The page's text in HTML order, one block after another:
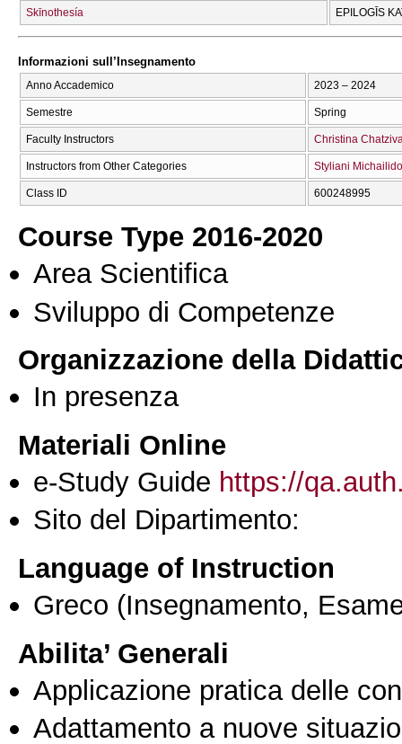
Skīnothesía EPILOGĪS
Informazioni sull’Insegnamento
Anno Accademico 2023 – 2024
Semestre Spring
Faculty Instructors Christina
Instructors from Other Categories Styliani
Class ID 600248995
Course Type 2016-2020
Area Scientifica
Sviluppo di Competenze
Organizzazione della
In presenza
Materiali Online
e-Study Guide https://
Sito del Dipartimento:
Language of Instruction
Greco (Insegnamento,
Abilita’ Generali
Applicazione pratica delle
Adattamento a nuove